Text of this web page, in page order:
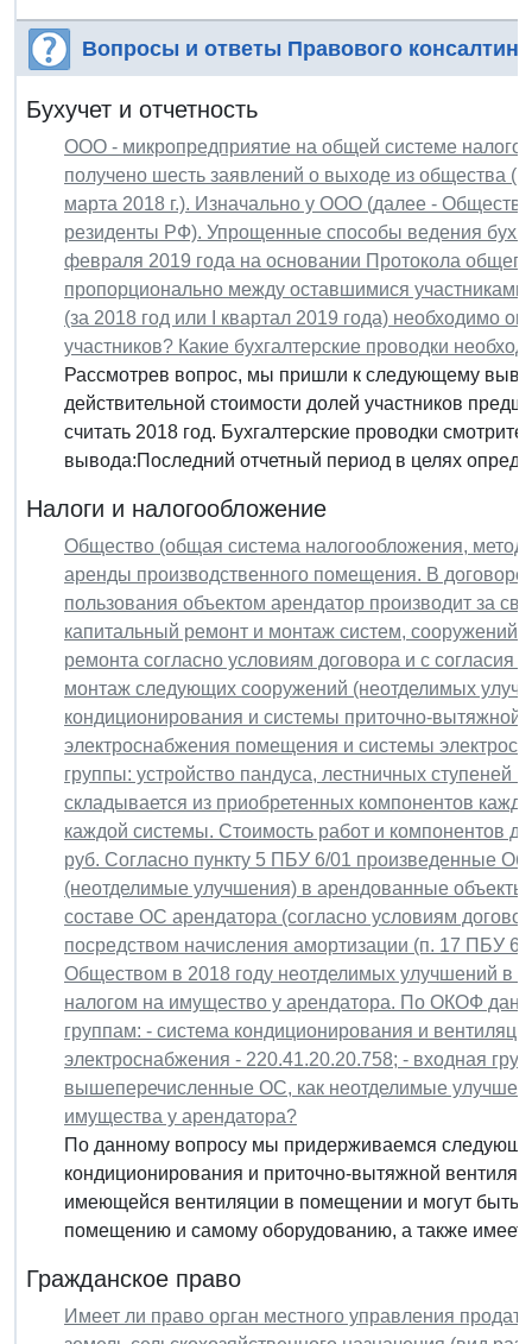
Вопросы и ответы Правового
Бухучет и отчетность
ООО - микропредприятие на общей системе
получено шесть заявлений о выходе из общества
марта 2018 г.). Изначально у ООО (далее -
резиденты РФ). Упрощенные способы ведения
февраля 2019 года на основании Протокола
пропорционально между оставшимися
(за 2018 год или I квартал 2019 года) необходимо
участников? Какие бухгалтерские проводки
Рассмотрев вопрос, мы пришли к следующему
действительной стоимости долей участников
считать 2018 год. Бухгалтерские проводки
вывода:Последний отчетный период в целях
Налоги и налогообложение
Общество (общая система налогообложения, метод
аренды производственного помещения. В договоре
пользования объектом арендатор производит за
капитальный ремонт и монтаж систем, сооружений
ремонта согласно условиям договора и с согласия
монтаж следующих сооружений (неотделимых
кондиционирования и системы приточно-
электроснабжения помещения и системы
группы: устройство пандуса, лестничных ступеней
складывается из приобретенных компонентов
каждой системы. Стоимость работ и компонентов
руб. Согласно пункту 5 ПБУ 6/01 произведенные
(неотделимые улучшения) в арендованные
составе ОС арендатора (согласно условиям
посредством начисления амортизации (п. 17 ПБУ
Обществом в 2018 году неотделимых улучшений в
налогом на имущество у арендатора. По ОКОФ
группам: - система кондиционирования и
электроснабжения - 220.41.20.20.758; - входная
вышеперечисленные ОС, как неотделимые
имущества у арендатора?
По данному вопросу мы придерживаемся
кондиционирования и приточно-вытяжной
имеющейся вентиляции в помещении и могут быть
помещению и самому оборудованию, а также
Гражданское право
Имеет ли право орган местного управления